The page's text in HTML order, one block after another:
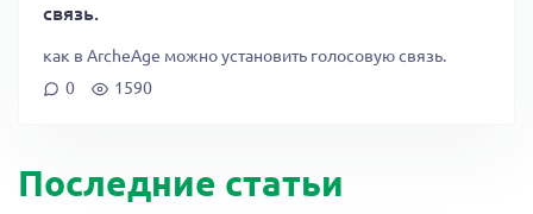
связь.
как в ArcheAge можно установить голосовую связь.
0
1590
Последние статьи